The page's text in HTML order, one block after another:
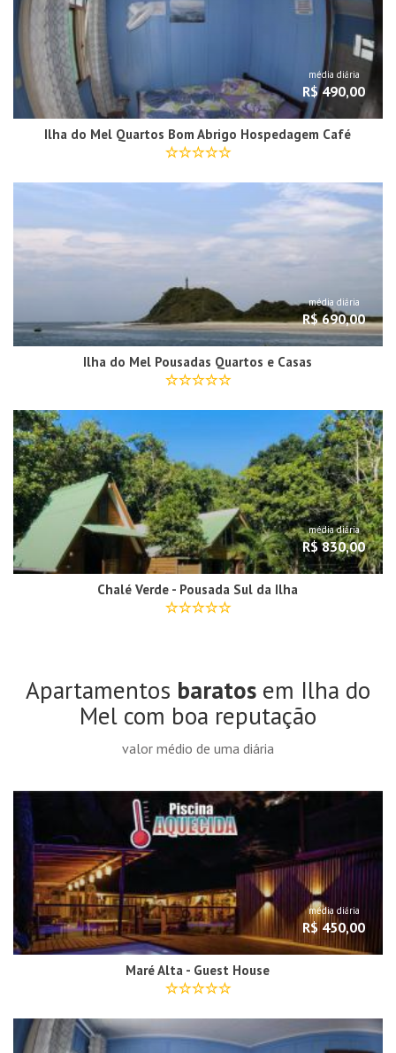
média diária
R$ 490,00
Ilha do Mel Quartos Bom Abrigo Hospedagem Café
média diária
R$ 690,00
Ilha do Mel Pousadas Quartos e Casas
média diária
R$ 830,00
Chalé Verde - Pousada Sul da Ilha
Apartamentos baratos em Ilha do
Mel com boa reputação
valor médio de uma diária
média diária
R$ 450,00
Maré Alta - Guest House